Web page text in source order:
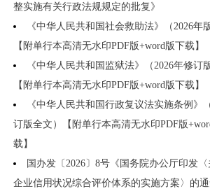
整实施有关行政法规规定的批复》
《中华人民共和国社会救助法》（2026年
【附单行本高清无水印PDF版+word版下载】
《中华人民共和国监狱法》（2026年修订
【附单行本高清无水印PDF版+word版下载】
《中华人民共和国行政复议法实施条例》
订版全文）【附单行本高清无水印PDF版
载】
国办发〔2026〕8号《国务院办公厅印发
企业信用状况综合评价体系的实施方案〉的